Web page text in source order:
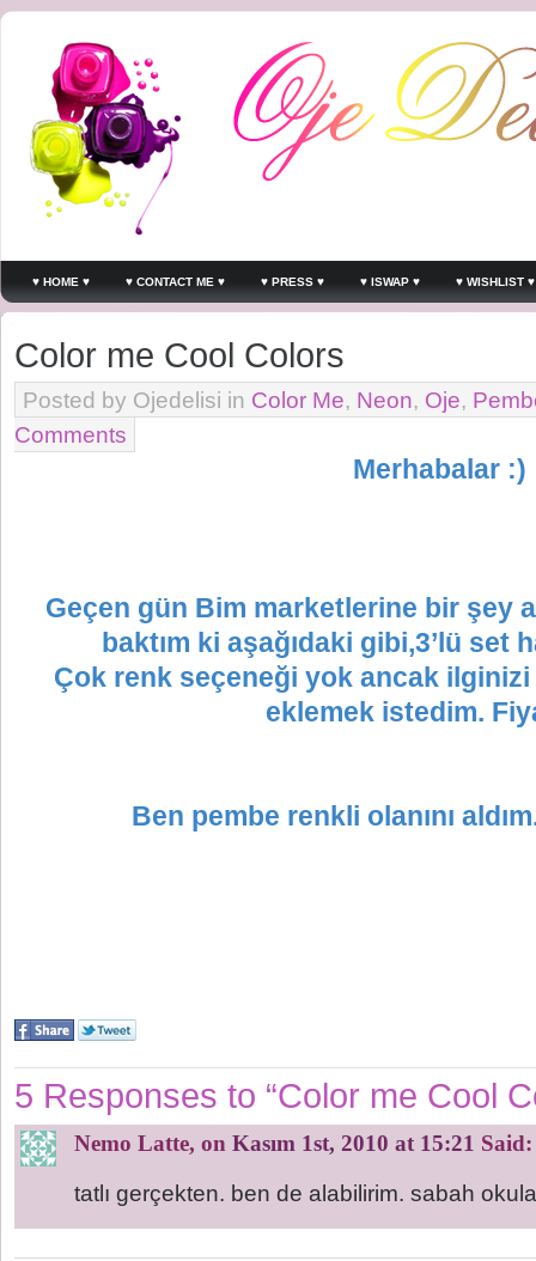
♥ HOME ♥ ♥ CONTACT ME ♥ ♥ PRESS ♥ ♥ ISWAP ♥ ♥ WISHLIST ♥
Color me Cool Colors
Posted by Ojedelisi in Color Me, Neon, Oje,
Comments
Merhabalar :)
Geçen gün Bim marketlerine bir şey
baktım ki aşağıdaki gibi,3’lü set
Çok renk seçeneği yok ancak
eklemek istedim.
Ben pembe renkli olanını
5 Responses to “Color me Cool
Nemo Latte, on Kasım 1st, 2010 at 15:21 Said:
tatlı gerçekten. ben de alabilirim. sabah